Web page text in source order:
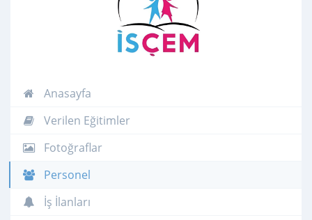
Anasayfa
Verilen Eğitimler
Fotoğraflar
Personel
İş İlanları